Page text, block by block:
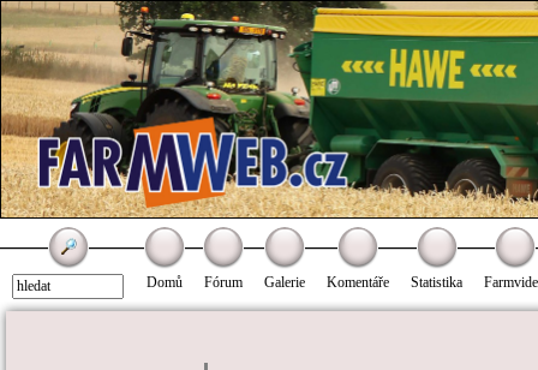
Domů Fórum Galerie Komentáře Statistika